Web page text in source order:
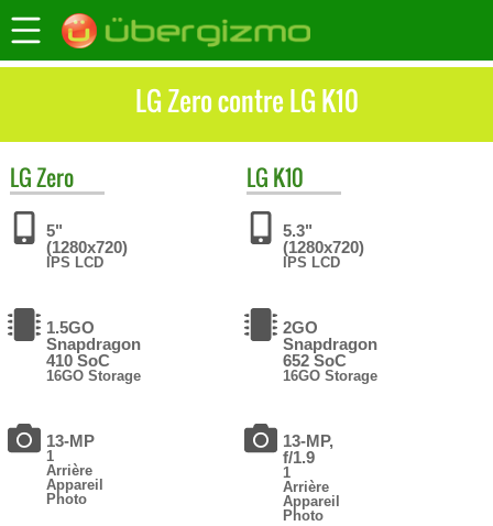
LG Zero contre LG K10
LGZero
5"
(1280x720)
IPS LCD
1.5GO
Snapdragon
410 SoC
16GO Storage
13-MP
1
Arrière
Appareil
Photo
LG K10
5.3"
(1280x720)
IPS LCD
2GO
Snapdragon
652 SoC
16GO Storage
13-MP,
f/1.9
1
Arrière
Appareil
Photo